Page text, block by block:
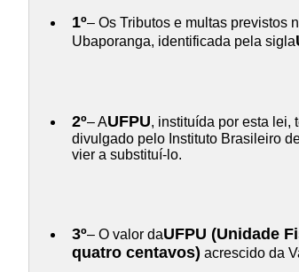
1º– Os Tributos e multas previstos
Ubaporanga, identificada pela sigla
2º– AUFPU, instituída por esta lei,
divulgado pelo Instituto Brasileiro
vier a substituí-lo.
3º– O valor daUFPU (Unidade
quatro centavos) acrescido da